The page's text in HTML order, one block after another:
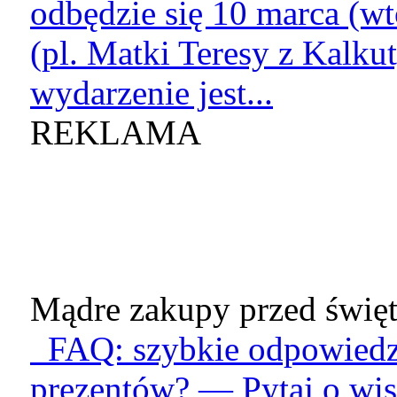
odbędzie się 10 marca
(pl. Matki Teresy z
wydarzenie jest...
REKLAMA
Mądre zakupy przed
FAQ: szybkie
prezentów? — Pytaj o